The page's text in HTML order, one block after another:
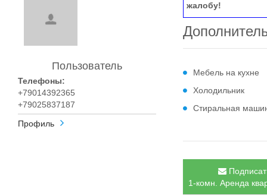
Пользователь
Телефоны:
+79014392365
+79025837187
Профиль
жалобу!
Мебель на кухне
Холодильник
Стиральная
1-комн. Аренда